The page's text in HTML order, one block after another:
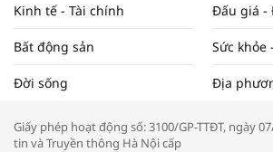
Tọa đàm “Xúc tiến
Kinh tế - Tài chính Đấu giá -
Bất động sản Sức khỏe
Đời sống Địa
Giấy phép hoạt động số: 3100/GP-TTĐT, ngày
tin và Truyền thông Hà Nội cấp